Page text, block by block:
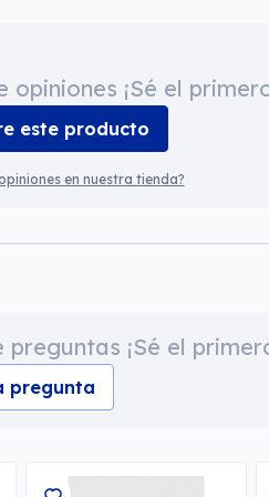
¡Sé el
este producto
en nuestra tienda?
¡Sé el
pregunta